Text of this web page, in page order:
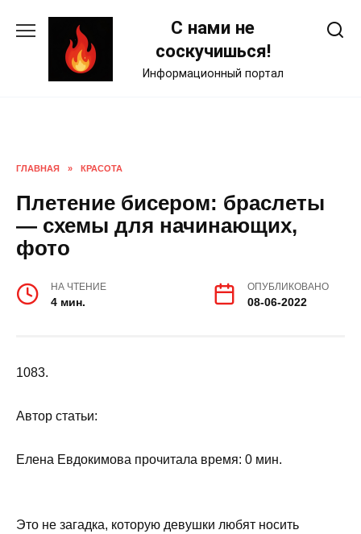
С нами не
соскучишься!
Информационный портал
ГЛАВНАЯ » КРАСОТА
Плетение бисером: браслеты
— схемы для начинающих,
фото
НА ЧТЕНИЕ
4 мин.
ОПУБЛИКОВАНО
08-06-2022
1083.
Автор статьи:
Елена Евдокимова прочитала время: 0 мин.
Это не загадка, которую девушки любят носить